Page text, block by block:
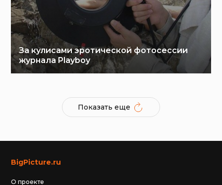
За кулисами эротической фотосессии
журнала Playboy
Показать еще
BigPicture.ru
О проекте